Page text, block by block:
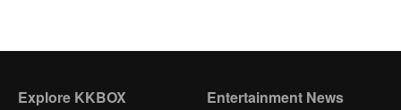
Explore KKBOX Entertainment News